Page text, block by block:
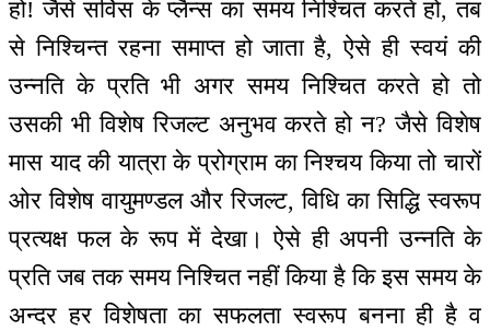
हो! जैसे सर्विस के प्लैन्स का समय निश्चित करते हो, तब
से निश्चिन्त रहना समाप्त हो जाता है, ऐसे ही स्वयं की
उन्नति के प्रति भी अगर समय निश्चित करते हो तो
उसकी भी विशेष रिजल्ट अनुभव करते हो न? जैसे विशेष
मास याद की यात्रा के प्रोग्राम का निश्चय किया तो चारों
ओर विशेष वायुमण्डल और रिजल्ट, विधि का सिद्धि स्वरूप
प्रत्यक्ष फल के रूप में देखा। ऐसे ही अपनी उन्नति के
प्रति जब तक समय निश्चित नहीं किया है कि इस समय के
अन्दर हर विशेषता का सफलता स्वरूप बनना ही है व